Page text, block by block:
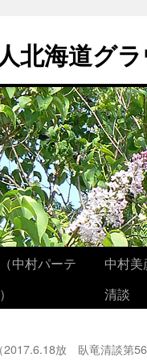
北海道グ
中村パーテ
中村
清談
放
臥竜清談第